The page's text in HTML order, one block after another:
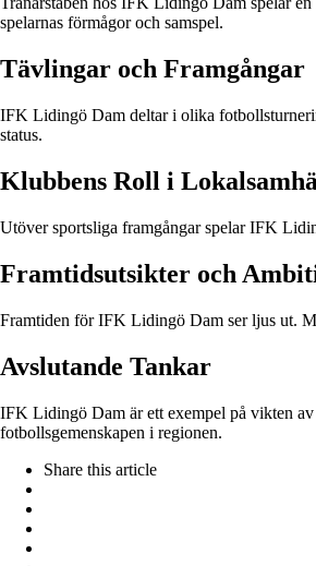
spelarnas förmågor och samspel.
Tävlingar och Framgångar
IFK Lidingö Dam deltar i olika
status.
Klubbens Roll i
Utöver sportsliga framgångar spelar IFK
Framtidsutsikter och
Framtiden för IFK Lidingö Dam ser ljus ut.
Avslutande Tankar
IFK Lidingö Dam är ett exempel på vikten
fotbollsgemenskapen i regionen.
Share this article